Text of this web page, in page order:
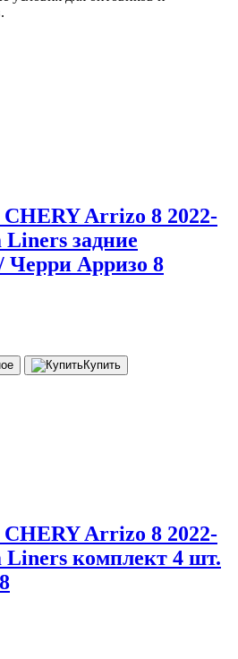
Arrizo 8 2022-
Liners задние
Черри Арризо 8
Купить
Arrizo 8 2022-
Liners комплект 4 шт.